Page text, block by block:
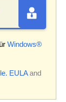
Windows®
EULAand